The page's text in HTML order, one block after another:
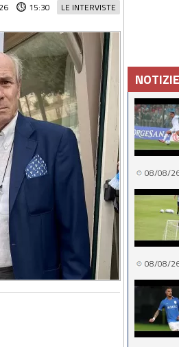
LE INTERVISTE
15:30
08/08/
08/08/